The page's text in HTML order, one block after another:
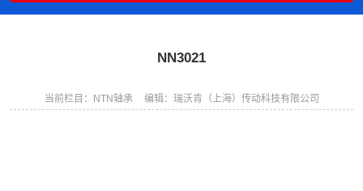
NN3021
当前栏目：NTN轴承 编辑：瑞沃肯（上海）传动科技有限公司